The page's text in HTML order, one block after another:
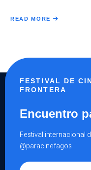
READ MORE
ABOUT
FESTIVAL DE
FRONTERA
Encuentro
Festival internacional
@paracinefagos